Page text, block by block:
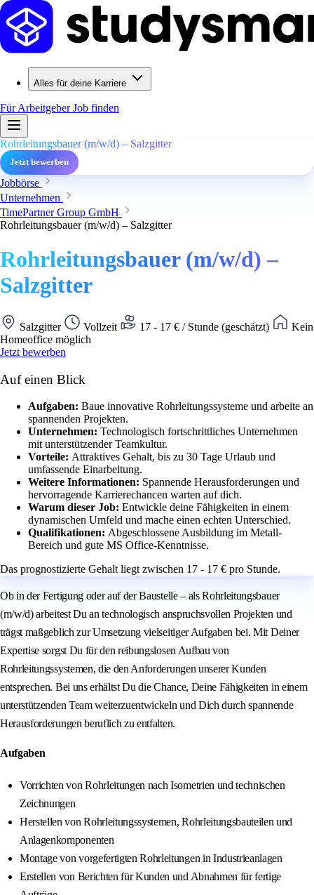
Alles für deine Karriere
Für ArbeitgeberJob finden
Rohrleitungsbauer (m/w/d) – Salzgitter
Jetzt bewerben
Jobbörse
Unternehmen
TimePartner Group GmbH
Rohrleitungsbauer (m/w/d) – Salzgitter
Rohrleitungsbauer (m/w/d) –
Salzgitter
Salzgitter Vollzeit 17 - 17 € / Stunde (geschätzt)
Kein
Homeoffice möglich
Jetzt bewerben
Auf einen Blick
Aufgaben: Baue innovative Rohrleitungssysteme und arbeite an
spannenden Projekten.
Unternehmen: Technologisch fortschrittliches Unternehmen
mit unterstützender Teamkultur.
Vorteile: Attraktives Gehalt, bis zu 30 Tage Urlaub und
umfassende Einarbeitung.
Weitere Informationen: Spannende Herausforderungen und
hervorragende Karrierechancen warten auf dich.
Warum dieser Job: Entwickle deine Fähigkeiten in einem
dynamischen Umfeld und mache einen echten Unterschied.
Qualifikationen: Abgeschlossene Ausbildung im Metall-
Bereich und gute MS Office-Kenntnisse.
Das prognostizierte Gehalt liegt zwischen 17 - 17 € pro Stunde.
Ob in der Fertigung oder auf der Baustelle – als Rohrleitungsbauer
(m/w/d) arbeitest Du an technologisch anspruchsvollen Projekten und
trägst maßgeblich zur Umsetzung vielseitiger Aufgaben bei. Mit Deiner
Expertise sorgst Du für den reibungslosen Aufbau von
Rohrleitungssystemen, die den Anforderungen unserer Kunden
entsprechen. Bei uns erhältst Du die Chance, Deine Fähigkeiten in einem
unterstützenden Team weiterzuentwickeln und Dich durch spannende
Herausforderungen beruflich zu entfalten.
Aufgaben
Vorrichten von Rohrleitungen nach Isometrien und technischen
Zeichnungen
Herstellen von Rohrleitungssystemen, Rohrleitungsbauteilen und
Anlagenkomponenten
Montage von vorgefertigten Rohrleitungen in Industrieanlagen
Erstellen von Berichten für Kunden und Abnahmen für fertige